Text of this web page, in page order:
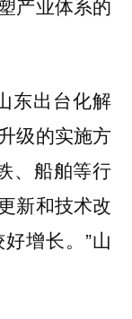
东出台化解
级的实施方
、船舶等行
新和技术改
增长。”山